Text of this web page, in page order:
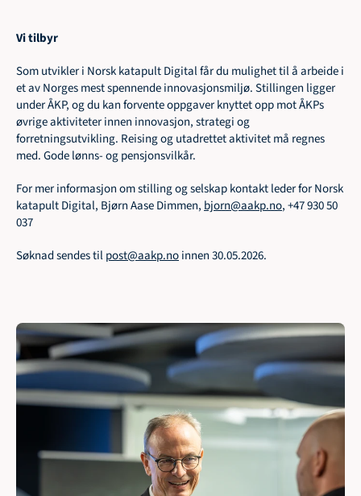
Vi tilbyr
Som utvikler i Norsk katapult Digital får du mulighet til å arbeide i
et av Norges mest spennende innovasjonsmiljø. Stillingen ligger
under ÅKP, og du kan forvente oppgaver knyttet opp mot ÅKPs
øvrige aktiviteter innen innovasjon, strategi og
forretningsutvikling. Reising og utadrettet aktivitet må regnes
med. Gode lønns- og pensjonsvilkår.
For mer informasjon om stilling og selskap kontakt leder for Norsk
katapult Digital, Bjørn Aase Dimmen, bjorn@aakp.no, +47 930 50
037
Søknad sendes til post@aakp.no innen 30.05.2026.